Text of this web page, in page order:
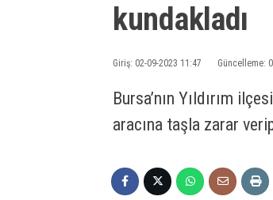
kundakladı
Giriş: 02-09-2023 11:47 Güncelleme:
Bursa’nın Yıldırım
aracına taşla zarar